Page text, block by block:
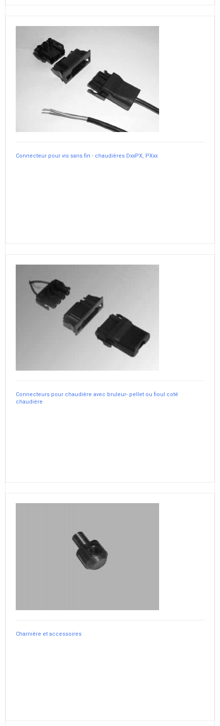
Connecteur pour vis sans fin - chaudières DxxPX, PXxx
Connecteurs pour chaudière avec bruleur- pellet ou fioul coté
chaudière
Charnière et accessoires